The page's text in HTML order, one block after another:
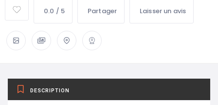
0.0 / 5 Partager Laisser un avis
DESCRIPTION